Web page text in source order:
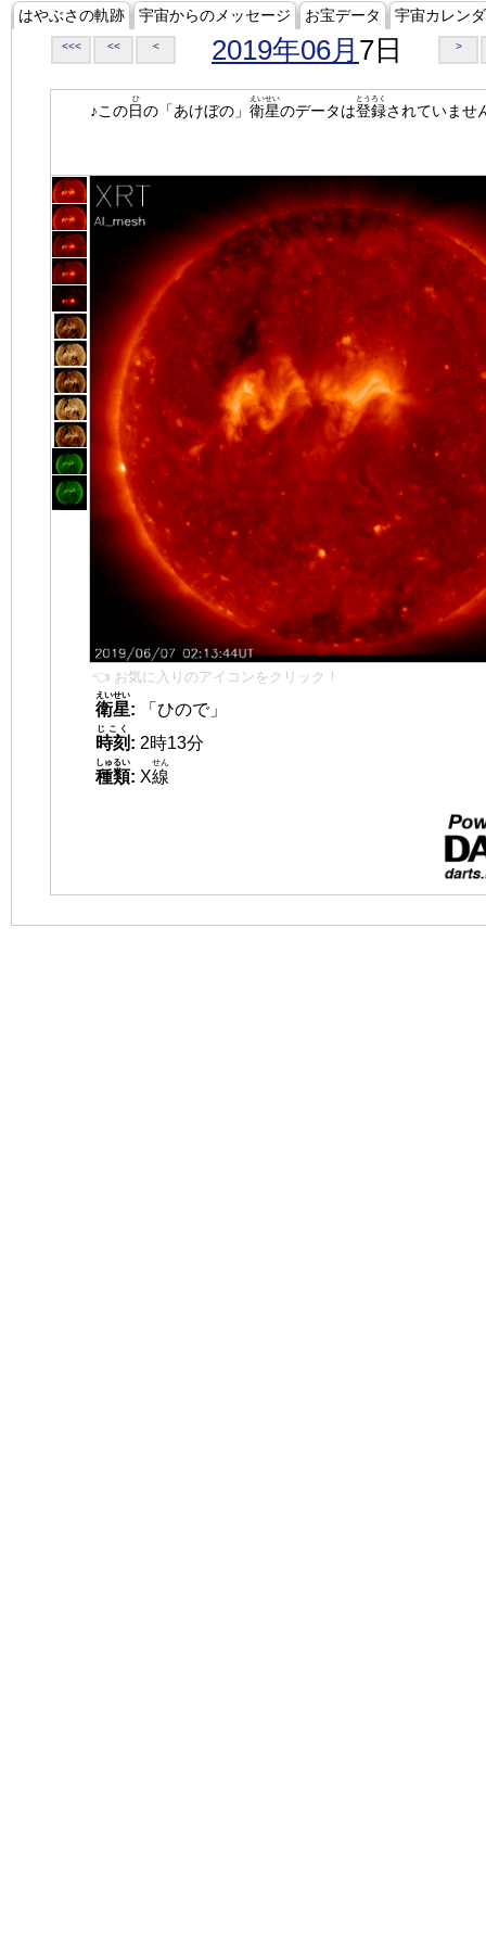
はやぶさの軌跡 宇宙からのメッセージ お宝データ 宇宙カレン
<<< << < 2019年06月 7日 >
♪この日
ひ
の「あけぼの」 衛星
えいせい
のデータは登録
とうろく
されていませ
👈 お気に入りのアイコンをクリック！
衛星
えいせい
:
「ひので」
時刻
じこく
: 2時13分
種類
しゅるい
: X線
せん